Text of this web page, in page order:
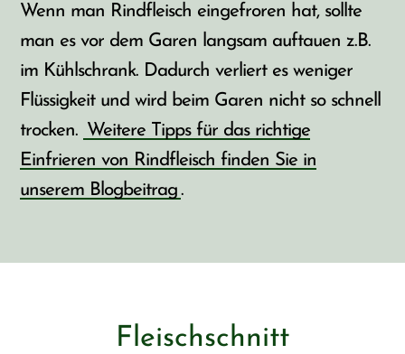
Wenn man Rindfleisch eingefroren hat, sollte
man es vor dem Garen langsam auftauen z.B.
im Kühlschrank. Dadurch verliert es weniger
Flüssigkeit und wird beim Garen nicht so schnell
trocken. Weitere Tipps für das richtige
Einfrieren von Rindfleisch finden Sie in
unserem Blogbeitrag.
Fleischschnitt